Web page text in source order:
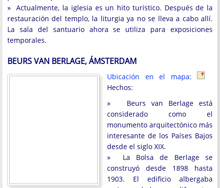
» Actualmente, la iglesia es un hito turístico. Después de la
restauración del templo, la liturgia ya no se lleva a cabo allí.
La sala del santuario ahora se utiliza para exposiciones
temporales.
BEURS VAN BERLAGE, ÁMSTERDAM
Ubicación en el mapa:
Hechos:
» Beurs van Berlage está
considerado como el
monumento arquitectónico más
interesante de los Países Bajos
desde el siglo XIX.
» La Bolsa de Berlage se
construyó desde 1898 hasta
1903. El edificio albergaba